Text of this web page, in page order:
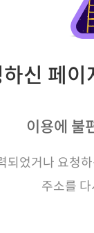
신 페
이용에 불
되었거나 요청
주소를